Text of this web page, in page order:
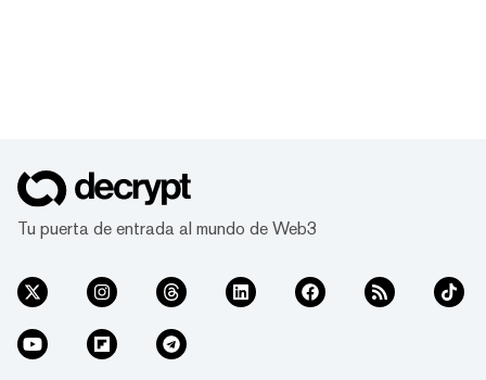
Tu puerta de entrada al mundo de Web3